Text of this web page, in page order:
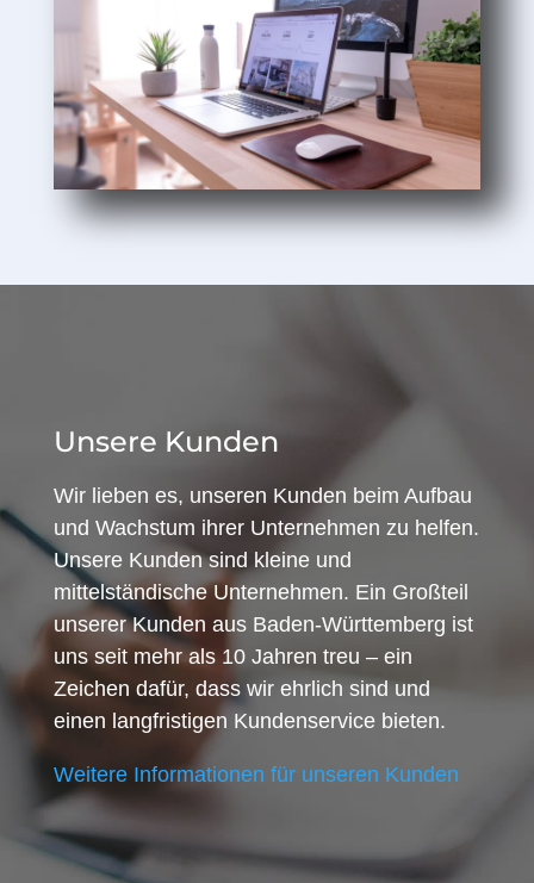
Unsere Kunden
Wir lieben es, unseren Kunden beim Aufbau
und Wachstum ihrer Unternehmen zu helfen.
Unsere Kunden sind kleine und
mittelständische Unternehmen. Ein Großteil
unserer Kunden aus Baden-Württemberg ist
uns seit mehr als 10 Jahren treu – ein
Zeichen dafür, dass wir ehrlich sind und
einen langfristigen Kundenservice bieten.
Weitere Informationen für unseren Kunden